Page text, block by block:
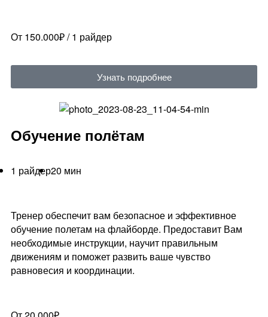
От 150.000₽ / 1 райдер
Узнать подробнее
Обучение полётам
1 райдер20 мин
Тренер обеспечит вам безопасное и эффективное
обучение полетам на флайборде. Предоставит Вам
необходимые инструкции, научит правильным
движениям и поможет развить ваше чувство
равновесия и координации.